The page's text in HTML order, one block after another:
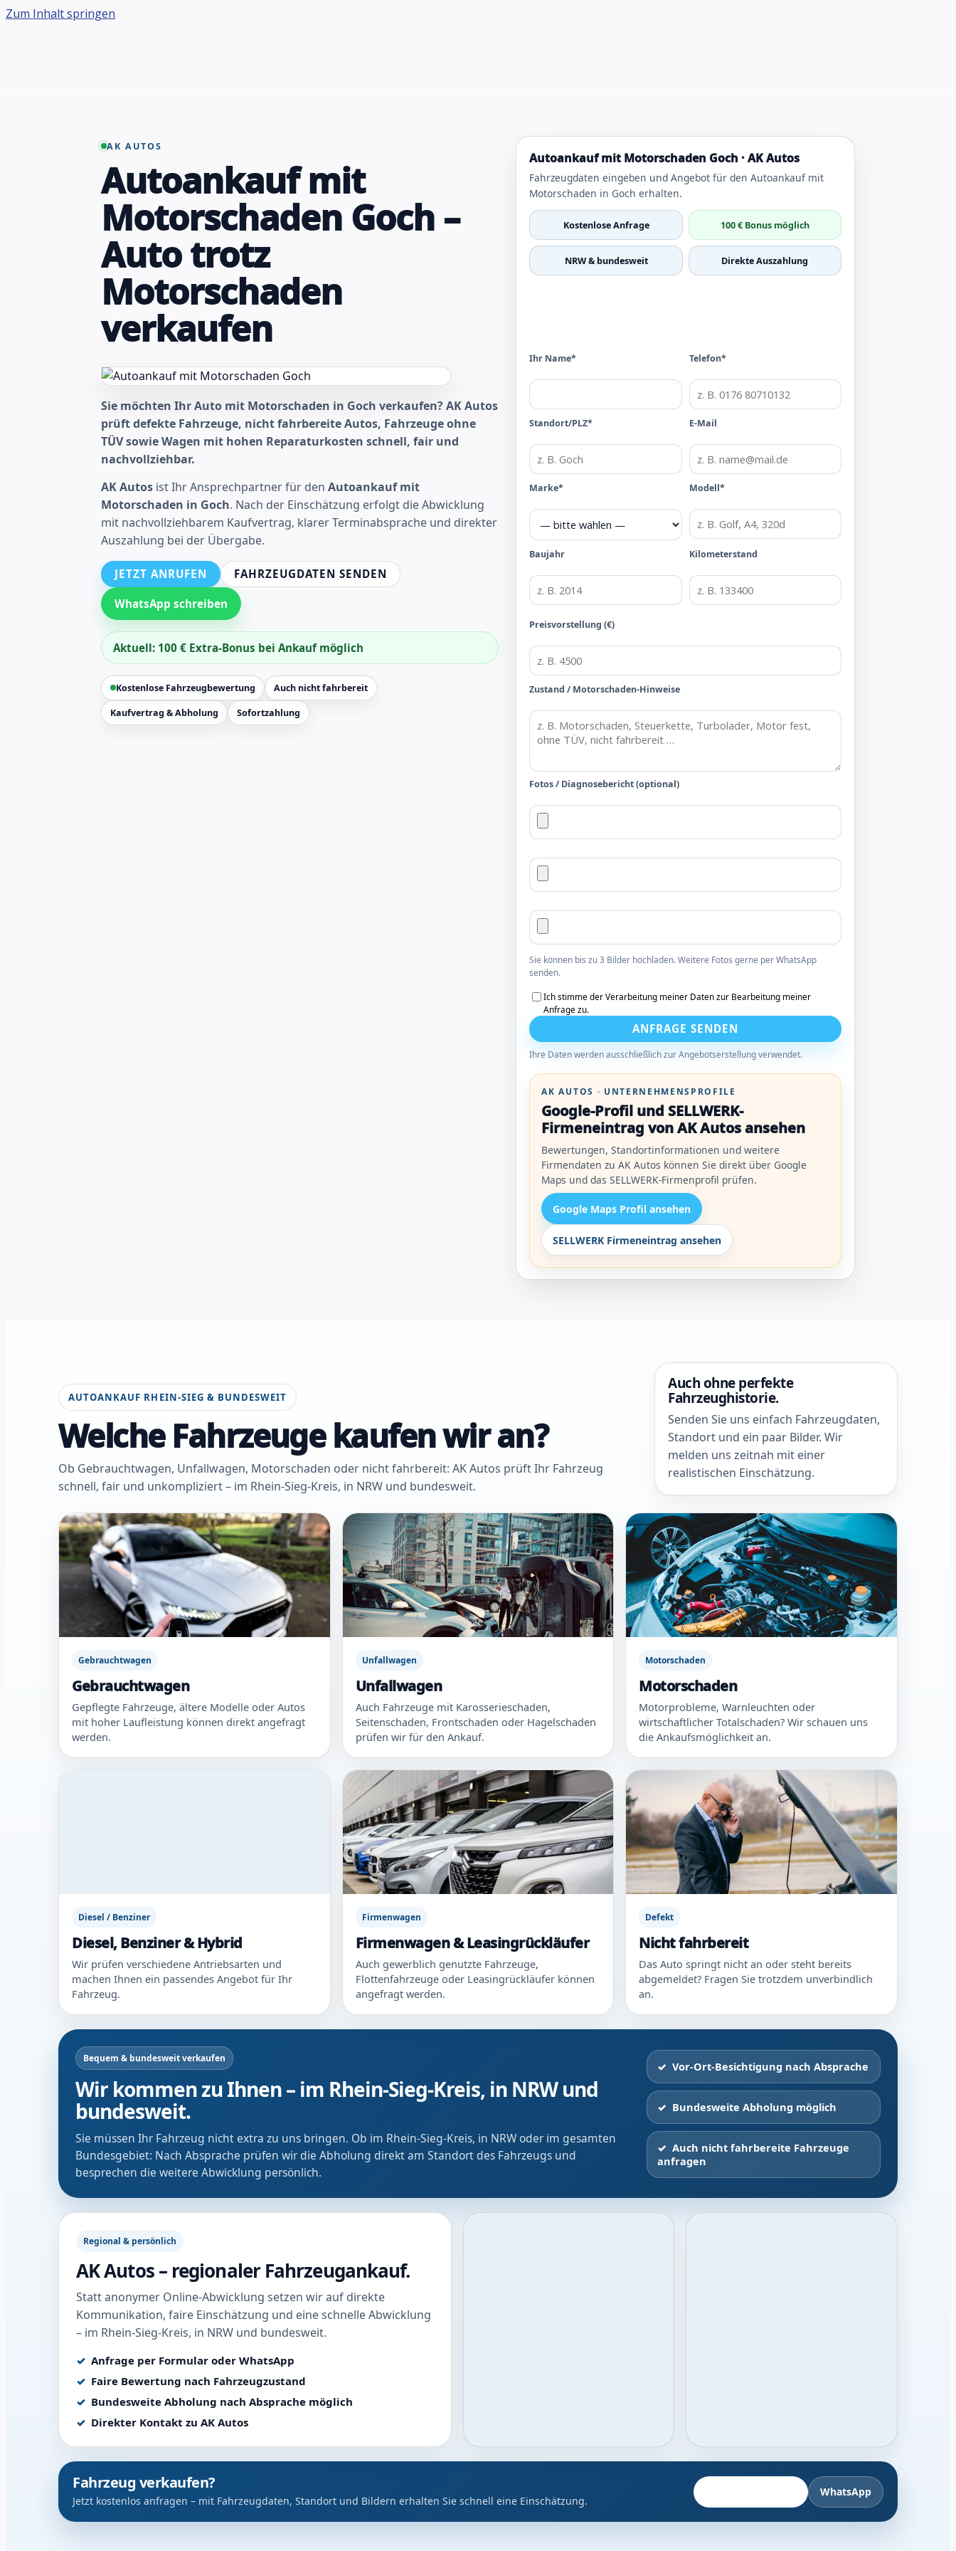
Zum Inhalt springen
AK AUTOS
Autoankauf mit
Motorschaden Goch –
Auto trotz
Motorschaden
verkaufen
Sie möchten Ihr Auto mit Motorschaden in Goch verkaufen? AK Autos
prüft defekte Fahrzeuge, nicht fahrbereite Autos, Fahrzeuge ohne
TÜV sowie Wagen mit hohen Reparaturkosten schnell, fair und
nachvollziehbar.
AK Autos ist Ihr Ansprechpartner für den Autoankauf mit
Motorschaden in Goch. Nach der Einschätzung erfolgt die Abwicklung
mit nachvollziehbarem Kaufvertrag, klarer Terminabsprache und direkter
Auszahlung bei der Übergabe.
JETZT ANRUFEN FAHRZEUGDATEN SENDEN
WhatsApp schreiben
Aktuell: 100 € Extra-Bonus bei Ankauf möglich
Kostenlose Fahrzeugbewertung Auch nicht fahrbereit
Kaufvertrag & Abholung Sofortzahlung
Autoankauf mit Motorschaden Goch · AK Autos
Fahrzeugdaten eingeben und Angebot für den Autoankauf mit
Motorschaden in Goch erhalten.
Kostenlose Anfrage 100 € Bonus möglich
NRW & bundesweit Direkte Auszahlung
Ihr Name* Telefon*
Standort/PLZ* E-Mail
Marke* Modell*
Baujahr Kilometerstand
Preisvorstellung (€)
Zustand / Motorschaden-Hinweise
Fotos / Diagnosebericht (optional)
Sie können bis zu 3 Bilder hochladen. Weitere Fotos gerne per WhatsApp
senden.
Ich stimme der Verarbeitung meiner Daten zur Bearbeitung meiner
Anfrage zu.
ANFRAGE SENDEN
Ihre Daten werden ausschließlich zur Angebotserstellung verwendet.
AK AUTOS · UNTERNEHMENSPROFILE
Google-Profil und SELLWERK-
Firmeneintrag von AK Autos ansehen
Bewertungen, Standortinformationen und weitere
Firmendaten zu AK Autos können Sie direkt über Google
Maps und das SELLWERK-Firmenprofil prüfen.
Google Maps Profil ansehen
SELLWERK Firmeneintrag ansehen
AUTOANKAUF RHEIN-SIEG & BUNDESWEIT
Welche Fahrzeuge kaufen wir an?
Ob Gebrauchtwagen, Unfallwagen, Motorschaden oder nicht fahrbereit: AK Autos prüft Ihr Fahrzeug
schnell, fair und unkompliziert – im Rhein-Sieg-Kreis, in NRW und bundesweit.
Auch ohne perfekte
Fahrzeughistorie.
Senden Sie uns einfach Fahrzeugdaten,
Standort und ein paar Bilder. Wir
melden uns zeitnah mit einer
realistischen Einschätzung.
Gebrauchtwagen
Gebrauchtwagen
Gepflegte Fahrzeuge, ältere Modelle oder Autos
mit hoher Laufleistung können direkt angefragt
werden.
Unfallwagen
Unfallwagen
Auch Fahrzeuge mit Karosserieschaden,
Seitenschaden, Frontschaden oder Hagelschaden
prüfen wir für den Ankauf.
Motorschaden
Motorschaden
Motorprobleme, Warnleuchten oder
wirtschaftlicher Totalschaden? Wir schauen uns
die Ankaufsmöglichkeit an.
Diesel / Benziner
Diesel, Benziner & Hybrid
Wir prüfen verschiedene Antriebsarten und
machen Ihnen ein passendes Angebot für Ihr
Fahrzeug.
Firmenwagen
Firmenwagen & Leasingrückläufer
Auch gewerblich genutzte Fahrzeuge,
Flottenfahrzeuge oder Leasingrückläufer können
angefragt werden.
Defekt
Nicht fahrbereit
Das Auto springt nicht an oder steht bereits
abgemeldet? Fragen Sie trotzdem unverbindlich
an.
Bequem & bundesweit verkaufen
Wir kommen zu Ihnen – im Rhein-Sieg-Kreis, in NRW und
bundesweit.
Sie müssen Ihr Fahrzeug nicht extra zu uns bringen. Ob im Rhein-Sieg-Kreis, in NRW oder im gesamten
Bundesgebiet: Nach Absprache prüfen wir die Abholung direkt am Standort des Fahrzeugs und
besprechen die weitere Abwicklung persönlich.
Vor-Ort-Besichtigung nach Absprache
Bundesweite Abholung möglich
Auch nicht fahrbereite Fahrzeuge
anfragen
Regional & persönlich
AK Autos – regionaler Fahrzeugankauf.
Statt anonymer Online-Abwicklung setzen wir auf direkte
Kommunikation, faire Einschätzung und eine schnelle Abwicklung
– im Rhein-Sieg-Kreis, in NRW und bundesweit.
Anfrage per Formular oder WhatsApp
Faire Bewertung nach Fahrzeugzustand
Bundesweite Abholung nach Absprache möglich
Direkter Kontakt zu AK Autos
Fahrzeug verkaufen?
Jetzt kostenlos anfragen – mit Fahrzeugdaten, Standort und Bildern erhalten Sie schnell eine Einschätzung.
WhatsApp